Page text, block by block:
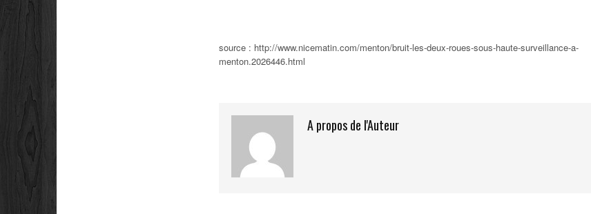
source : http://www.nicematin.com/menton/bruit-les-deux-roues-sous-haute-surveillance-a-
menton.2026446.html
A propos de l'Auteur